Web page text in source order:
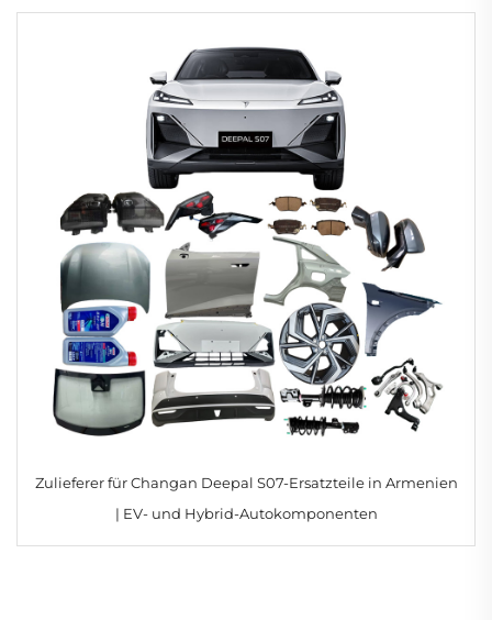
Zulieferer für Changan Deepal S07-Ersatzteile in Armenien
| EV- und Hybrid-Autokomponenten